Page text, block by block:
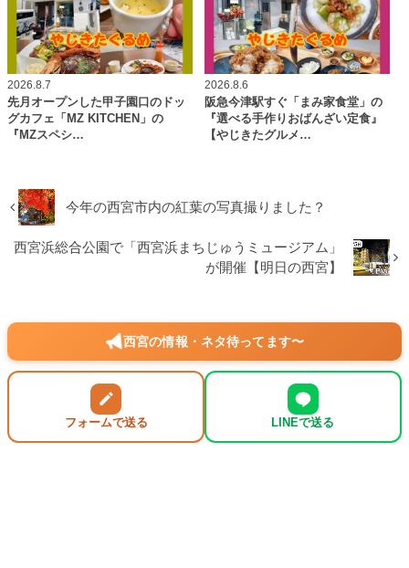
2026.8.7
先月オープンした甲子園口のドッ
グカフェ「MZ KITCHEN」の
『MZスペシ…
2026.8.6
阪急今津駅すぐ「まみ家食堂」の
『選べる手作りおばんざい定食』
【やじきたグルメ…
今年の西宮市内の紅葉の写真撮りました？
西宮浜総合公園で「西宮浜まちじゅうミュージアム」
が開催【明日の西宮】
西宮の情報・ネタ待ってます〜
フォームで送る LINEで送る